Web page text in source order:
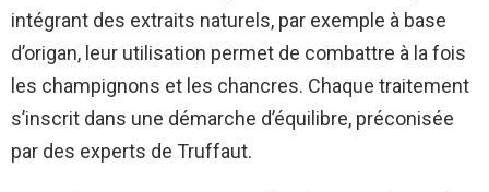
intégrant des extraits naturels, par exemple à base
d’origan, leur utilisation permet de combattre à la fois
les champignons et les chancres. Chaque traitement
s’inscrit dans une démarche d’équilibre, préconisée
par des experts de Truffaut.